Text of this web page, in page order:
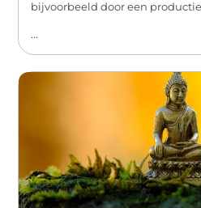
bijvoorbeeld door een
...